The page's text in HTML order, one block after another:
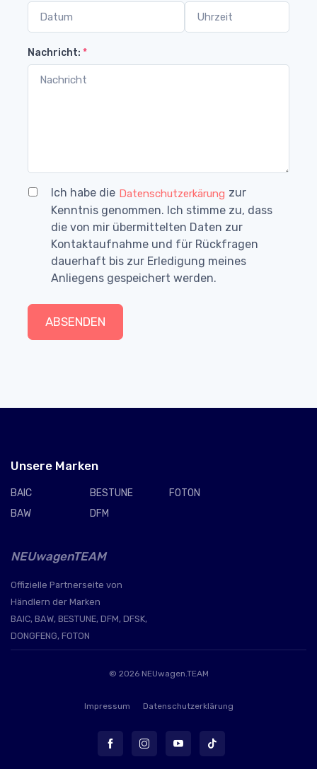
Nachricht: *
Ich habe die Datenschutzerkärung zur
Kenntnis genommen. Ich stimme zu, dass
die von mir übermittelten Daten zur
Kontaktaufnahme und für Rückfragen
dauerhaft bis zur Erledigung meines
Anliegens gespeichert werden.
ABSENDEN
Unsere Marken
BAIC
BAW
BESTUNE
DFM
FOTON
NEUwagenTEAM
Offizielle Partnerseite von
Händlern der Marken
BAIC, BAW, BESTUNE, DFM, DFSK,
DONGFENG, FOTON
© 2026 NEUwagen.TEAM
Impressum Datenschutzerklärung